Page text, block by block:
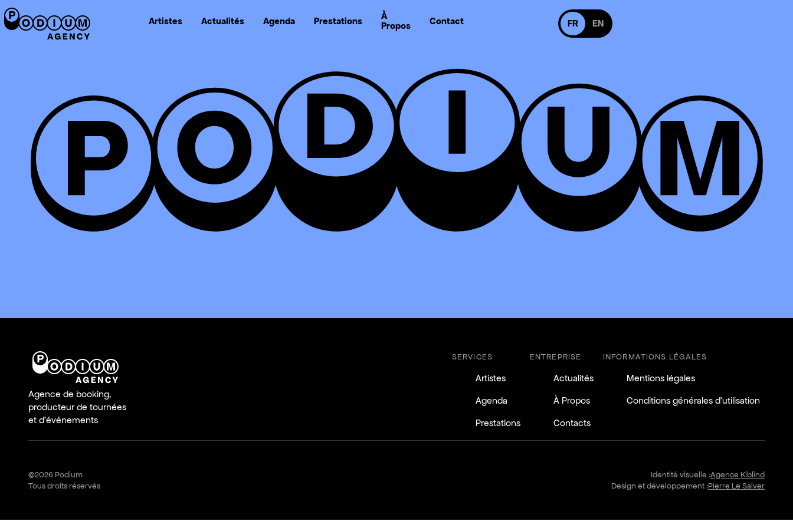
Artistes Actualités Agenda Prestations
À
Propos
Contact
Nous suivre sur Facebook
Nous suivre sur Facebook
Nous suivre sur Instagram
Nous suivre sur Instagram
FR EN
Basculer en version anglaise
PODIUM
Agence de booking d'artistes, producteur de
Agence de booking,
producteur de tournées
et d'événements
SERVICES
Artistes
Agenda
Prestations
ENTREPRISE
Actualités
À Propos
Contacts
INFORMATIONS LÉGALES
Mentions légales
Conditions générales d'utilisation
©2026 Podium
Tous droits réservés
Identité visuelle :Agence Kiblind
Design et développement :Pierre Le Salver